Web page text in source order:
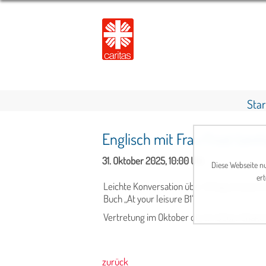
Englisch mit Frau Frost
31. Oktober 2025, 10:00 Uhr
Leichte Konversation über
Buch „At your leisure B1“.
Vertretung im Oktober durch: Debra
zurück
Diese Webseite